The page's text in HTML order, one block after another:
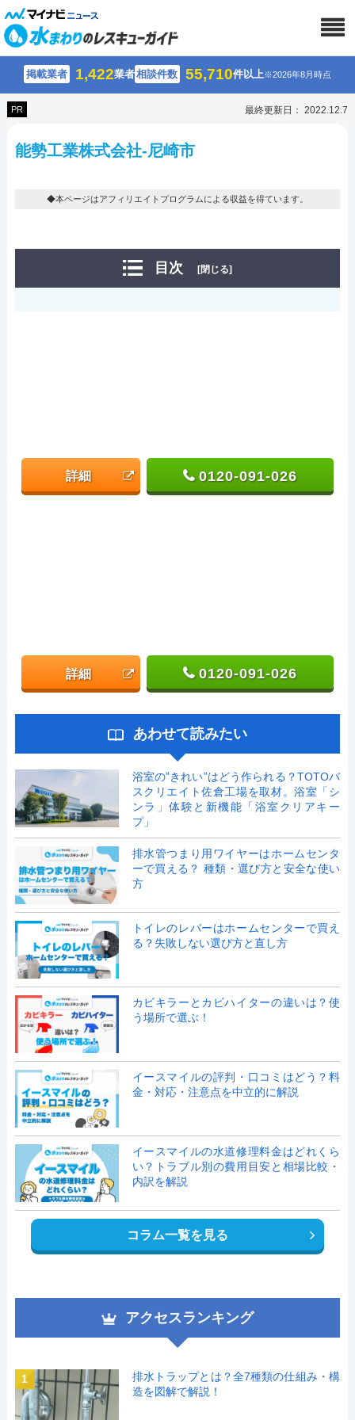
掲載業者 1,422業者相談件数 55,710件以上※2026年8月時点
PR 最終更新日： 2022.12.7
能勢工業株式会社-尼崎市
◆本ページはアフィリエイトプログラムによる収益を得ています。
目次 [閉じる]
詳細 0120-091-026
詳細 0120-091-026
あわせて読みたい
浴室の”きれい”はどう作られる？TOTOバ
スクリエイト佐倉工場を取材。浴室「シ
ンラ」体験と新機能「浴室クリアキー
プ」
排水管つまり用ワイヤーはホームセンタ
ーで買える？ 種類・選び方と安全な使い
方
トイレのレバーはホームセンターで買え
る？失敗しない選び方と直し方
カビキラーとカビハイターの違いは？使
う場所で選ぶ！
イースマイルの評判・口コミはどう？料
金・対応・注意点を中立的に解説
イースマイルの水道修理料金はどれくら
い？トラブル別の費用目安と相場比較・
内訳を解説
コラム一覧を見る
アクセスランキング
1
排水トラップとは？全7種類の仕組み・構
造を図解で解説！